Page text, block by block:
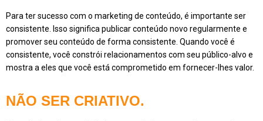
Para ter sucesso com o marketing de conteúdo, é importante ser
consistente. Isso significa publicar conteúdo novo regularmente e
promover seu conteúdo de forma consistente. Quando você é
consistente, você constrói relacionamentos com seu público-alvo e
mostra a eles que você está comprometido em fornecer-lhes valor.
NÃO SER CRIATIVO.